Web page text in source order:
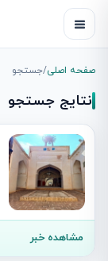
صفحه اصلی/جستجو
نتایج جستجو
مشاهده خبر